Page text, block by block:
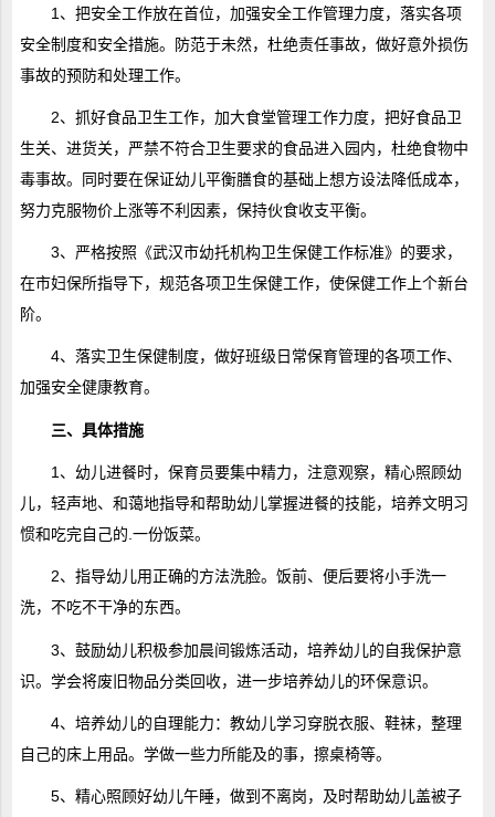
1、把安全工作放在首位，加强安全工作管理力度，落实各项
安全制度和安全措施。防范于未然，杜绝责任事故，做好意外损伤
事故的预防和处理工作。
2、抓好食品卫生工作，加大食堂管理工作力度，把好食品卫
生关、进货关，严禁不符合卫生要求的食品进入园内，杜绝食物中
毒事故。同时要在保证幼儿平衡膳食的基础上想方设法降低成本，
努力克服物价上涨等不利因素，保持伙食收支平衡。
3、严格按照《武汉市幼托机构卫生保健工作标准》的要求，
在市妇保所指导下，规范各项卫生保健工作，使保健工作上个新台
阶。
4、落实卫生保健制度，做好班级日常保育管理的各项工作、
加强安全健康教育。
三、具体措施
1、幼儿进餐时，保育员要集中精力，注意观察，精心照顾幼
儿，轻声地、和蔼地指导和帮助幼儿掌握进餐的技能，培养文明习
惯和吃完自己的.一份饭菜。
2、指导幼儿用正确的方法洗脸。饭前、便后要将小手洗一
洗，不吃不干净的东西。
3、鼓励幼儿积极参加晨间锻炼活动，培养幼儿的自我保护意
识。学会将废旧物品分类回收，进一步培养幼儿的环保意识。
4、培养幼儿的自理能力：教幼儿学习穿脱衣服、鞋袜，整理
自己的床上用品。学做一些力所能及的事，擦桌椅等。
5、精心照顾好幼儿午睡，做到不离岗，及时帮助幼儿盖被子